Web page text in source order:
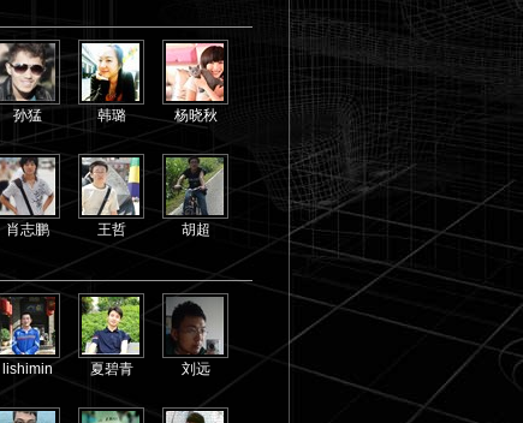
孙猛 韩璐 杨晓秋
肖志鹏 王哲 胡超
lishimin 夏碧青 刘远